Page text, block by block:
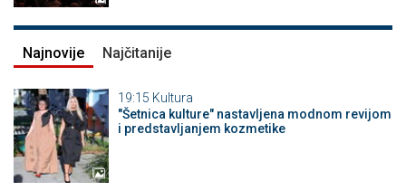
Najnovije Najčitanije
19:15 Kultura
"Šetnica kulture" nastavljena modnom revijom
i predstavljanjem kozmetike